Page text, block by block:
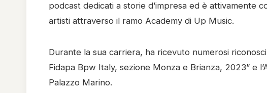
podcast dedicati a storie d’impresa ed è attivamente
artisti attraverso il ramo Academy di Up Music.
Durante la sua carriera, ha ricevuto numerosi
Fidapa Bpw Italy, sezione Monza e Brianza, 2023” e
Palazzo Marino.